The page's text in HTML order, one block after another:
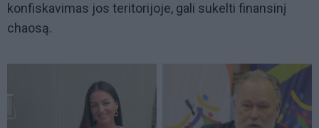
konfiskavimas jos teritorijoje, gali sukelti finansinį
chaosą.